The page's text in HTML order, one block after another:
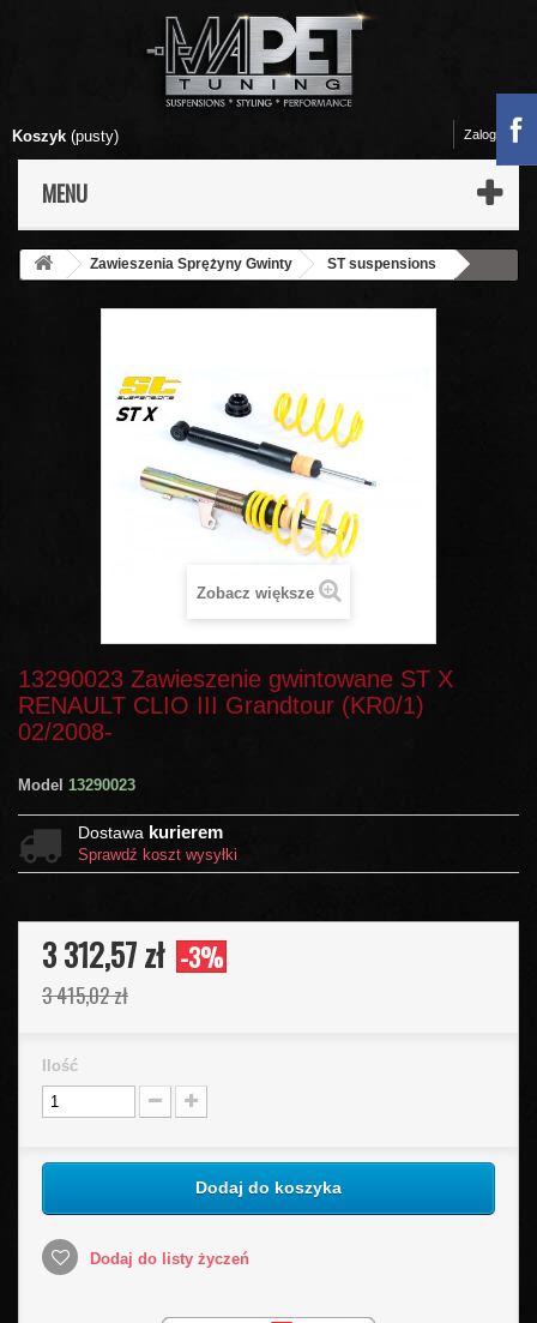
Koszyk (pusty)
MENU
Zaloguj się
Zawieszenia Sprężyny Gwinty
ST suspensions
Zobacz większe
13290023 Zawieszenie gwintowane ST X
RENAULT CLIO III Grandtour (KR0/1)
02/2008-
Model 13290023
Dostawa kurierem
Sprawdź koszt wysyłki
3 312,57 zł -3%
3 415,02 zł
Ilość
Dodaj do koszyka
Dodaj do listy życzeń